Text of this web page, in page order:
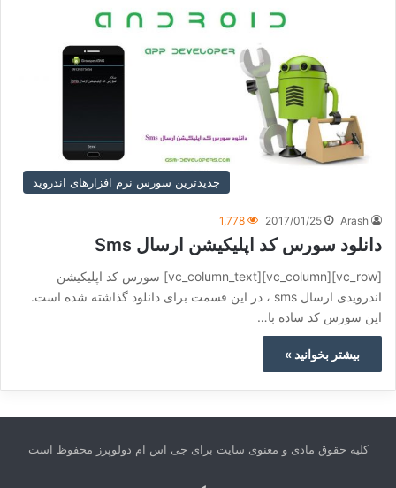
جدیدترین سورس نرم افزارهای اندروید
Arash
2017/01/25
1,778
دانلود سورس کد اپلیکیشن ارسال Sms
[vc_row][vc_column][vc_column_text] سورس کد اپلیکیشن
اندرویدی ارسال sms ، در این قسمت برای دانلود گذاشته شده است.
این سورس کد ساده با…
بیشتر بخوانید »
کلیه حقوق مادی و معنوی سایت برای جی اس ام دولوپرز محفوظ است